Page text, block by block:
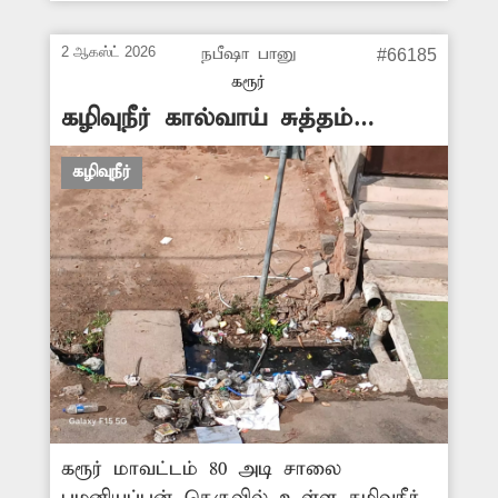
உற்பத்தியாகி நோய்த்தொற்று பரவும்
அபாயம் உள்ளது. எனவே, கழிவுநீர்
வாய்க்காலில் ஏற்பட்டுள்ள அடைப்பை
சரிசெய்ய சம்பந்தப்பட்ட அதிகாரிகள்
நடவடிக்கை எடுக்க வேண்டும்.
2 ஆகஸ்ட் 2026
நபீஷா பானு
கரூர்
#66185
கழிவுநீர் கால்வாய் சுத்தம்
செய்யப்படுமா?
கழிவுநீர்
கரூர் மாவட்டம் 80 அடி சாலை